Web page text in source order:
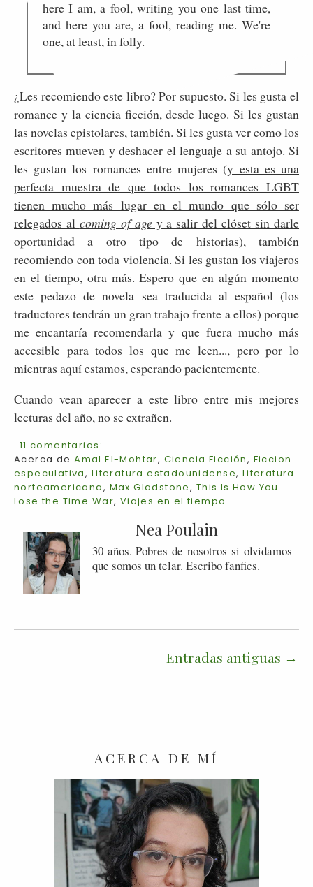
here I am, a fool, writing you one last time,
and here you are, a fool, reading me. We're
one, at least, in folly.
¿Les recomiendo este libro? Por supuesto. Si les gusta el
romance y la ciencia ficción, desde luego. Si les gustan
las novelas epistolares, también. Si les gusta ver como los
escritores mueven y deshacer el lenguaje a su antojo. Si
les gustan los romances entre mujeres (y esta es una
perfecta muestra de que todos los romances LGBT
tienen mucho más lugar en el mundo que sólo ser
relegados al coming of agey a salir del clóset sin darle
oportunidad a otro tipo de historias), también
recomiendo con toda violencia. Si les gustan los viajeros
en el tiempo, otra más. Espero que en algún momento
este pedazo de novela sea traducida al español (los
traductores tendrán un gran trabajo frente a ellos) porque
me encantaría recomendarla y que fuera mucho más
accesible para todos los que me leen..., pero por lo
mientras aquí estamos, esperando pacientemente.
Cuando vean aparecer a este libro entre mis mejores
lecturas del año, no se extrañen.
11 comentarios:
Acerca deAmal El-Mohtar, Ciencia Ficción, Ficcion
especulativa, Literatura estadounidense, Literatura
norteamericana, Max Gladstone, This Is How You
Lose the Time War, Viajes en el tiempo
Nea Poulain
30 años. Pobres de nosotros si olvidamos
que somos un telar. Escribo fanfics.
Entradas antiguas
ACERCA DE MÍ